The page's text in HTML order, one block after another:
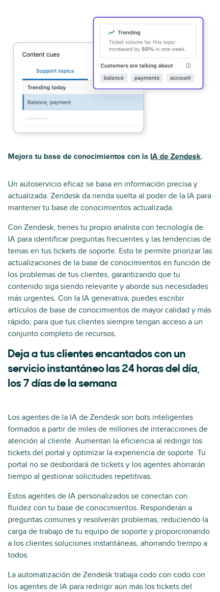
Mejora tu base de conocimientos con la IA de Zendesk.
Un autoservicio eficaz se basa en información precisa y
actualizada. Zendesk da rienda suelta al poder de la IA para
mantener tu base de conocimientos actualizada.
Con Zendesk, tienes tu propio analista con tecnología de
IA para identificar preguntas frecuentes y las tendencias de
temas en tus tickets de soporte. Esto te permite priorizar las
actualizaciones de la base de conocimientos en función de
los problemas de tus clientes, garantizando que tu
contenido siga siendo relevante y aborde sus necesidades
más urgentes. Con la IA generativa, puedes escribir
artículos de base de conocimientos de mayor calidad y más
rápido, para que tus clientes siempre tengan acceso a un
conjunto completo de recursos.
Deja a tus clientes encantados con un
servicio instantáneo las 24 horas del día,
los 7 días de la semana
Los agentes de la IA de Zendesk son bots inteligentes
formados a partir de miles de millones de interacciones de
atención al cliente. Aumentan la eficiencia al redirigir los
tickets del portal y optimizar la experiencia de soporte. Tu
portal no se desbordará de tickets y los agentes ahorrarán
tiempo al gestionar solicitudes repetitivas.
Estos agentes de IA personalizados se conectan con
fluidez con tu base de conocimientos. Responderán a
preguntas comunes y resolverán problemas, reduciendo la
carga de trabajo de tu equipo de soporte y proporcionando
a los clientes soluciones instantáneas, ahorrando tiempo a
todos.
La automatización de Zendesk trabaja codo con codo con
los agentes de IA para redirigir aún más los tickets del